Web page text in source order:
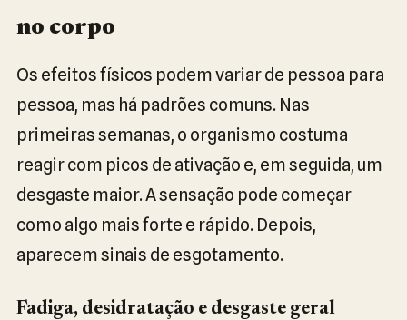
no corpo
Os efeitos físicos podem variar de pessoa para
pessoa, mas há padrões comuns. Nas
primeiras semanas, o organismo costuma
reagir com picos de ativação e, em seguida, um
desgaste maior. A sensação pode começar
como algo mais forte e rápido. Depois,
aparecem sinais de esgotamento.
Fadiga, desidratação e desgaste geral